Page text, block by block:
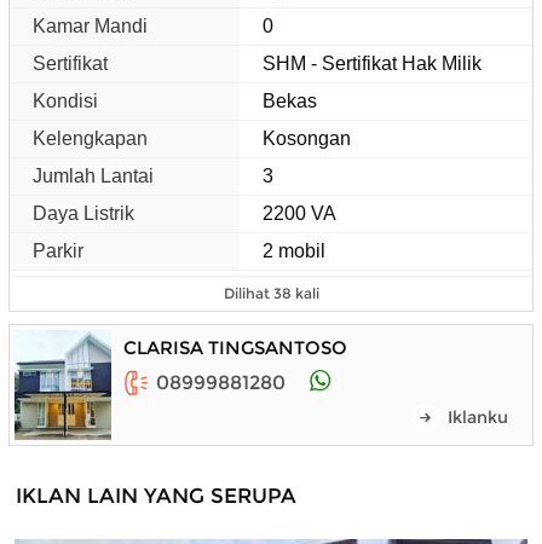
Kamar Mandi
0
Sertifikat
SHM - Sertifikat Hak Milik
Kondisi
Bekas
Kelengkapan
Kosongan
Jumlah Lantai
3
Daya Listrik
2200 VA
Parkir
2 mobil
Dilihat 38 kali
CLARISA TINGSANTOSO
08999881280
Iklanku
IKLAN LAIN YANG SERUPA